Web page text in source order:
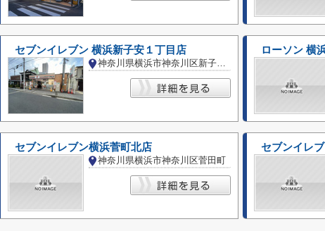
セブンイレブン 横浜新子安１丁目店
神奈川県横浜市神奈川区新子安１丁目
ローソン 横
セブンイレブン横浜菅町北店
神奈川県横浜市神奈川区菅田町
セブンイレ